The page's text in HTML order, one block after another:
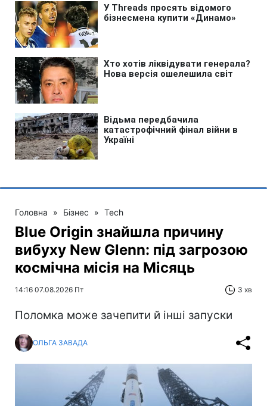
Головна » Бізнес » Tech
Blue Origin знайшла причину
вибуху New Glenn: під загрозою
космічна місія на Місяць
14:16 07.08.2026 Пт 3 хв
Поломка може зачепити й інші запуски
ОЛЬГА ЗАВАДА